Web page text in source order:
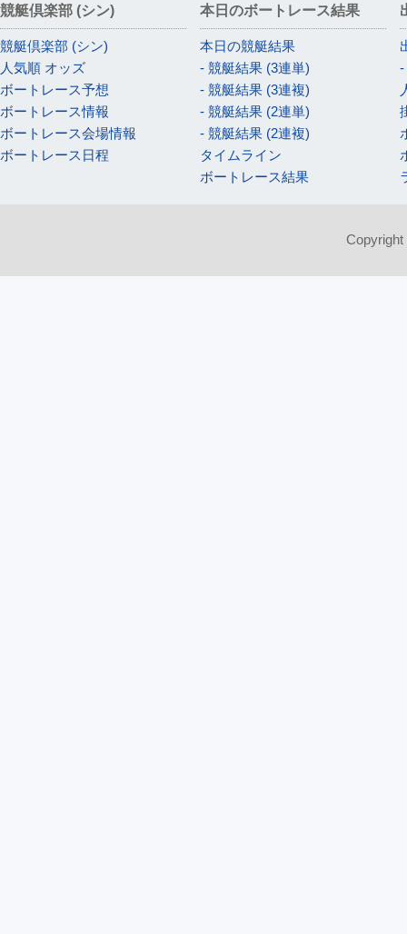
競艇倶楽部 (シン)
競艇倶楽部 (シン)
人気順 オッズ
ボートレース予想
ボートレース情報
ボートレース会場情報
ボートレース日程
本日のボートレース結果
本日の競艇結果
- 競艇結果 (3連単)
- 競艇結果 (3連複)
- 競艇結果 (2連単)
- 競艇結果 (2連複)
タイムライン
ボートレース結果
-